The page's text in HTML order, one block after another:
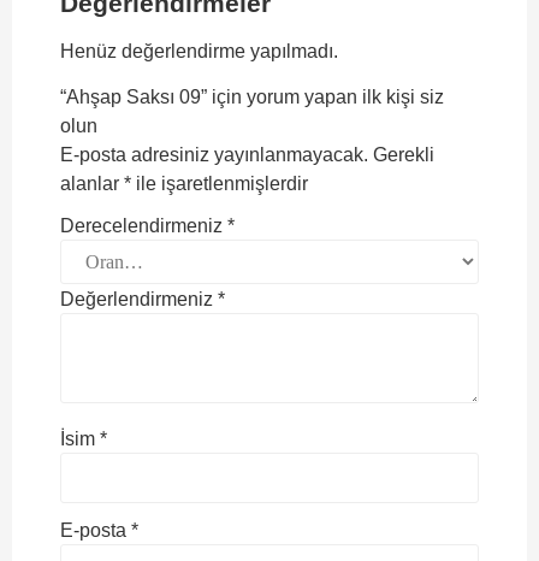
Henüz değerlendirme yapılmadı.
“Ahşap Saksı 09” için yorum yapan ilk kişi siz
olun
E-posta adresiniz yayınlanmayacak. Gerekli
alanlar * ile işaretlenmişlerdir
Derecelendirmeniz *
Değerlendirmeniz *
İsim *
E-posta *